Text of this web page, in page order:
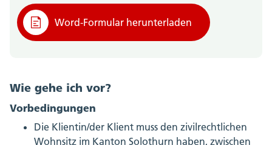
Word-Formular herunterladen
Wie gehe ich vor?
Vorbedingungen
Die Klientin/der Klient muss den zivilrechtlichen
Wohnsitz im Kanton Solothurn haben, zwischen